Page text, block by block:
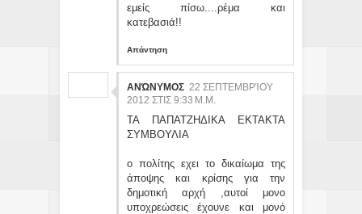
εμείς πίσω....ρέμα και
κατεβασιά!!
Απάντηση
ΑΝΏΝΥΜΟΣ 22 ΣΕΠΤΕΜΒΡΊΟΥ
2012 ΣΤΙΣ 9:33 Μ.Μ.
ΤΑ ΠΑΠΑΤΖΗΔΙΚΑ ΕΚΤΑΚΤΑ
ΣΥΜΒΟΥΛΙΑ
ο πολίτης εχει το δικαίωμα της
άποψης και κρίσης για την
δημοτική αρχή ,αυτοί μονο
υποχρεώσεις έχουνε και μονό